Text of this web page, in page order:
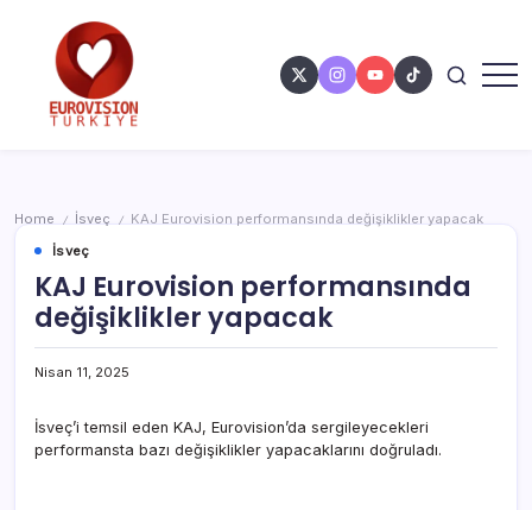
Home / İsveç /
KAJ Eurovision performansında değişiklikler yapacak
İsveç
KAJ Eurovision performansında
değişiklikler yapacak
Nisan 11, 2025
İsveç’i temsil eden KAJ, Eurovision’da sergileyecekleri
performansta bazı değişiklikler yapacaklarını doğruladı.